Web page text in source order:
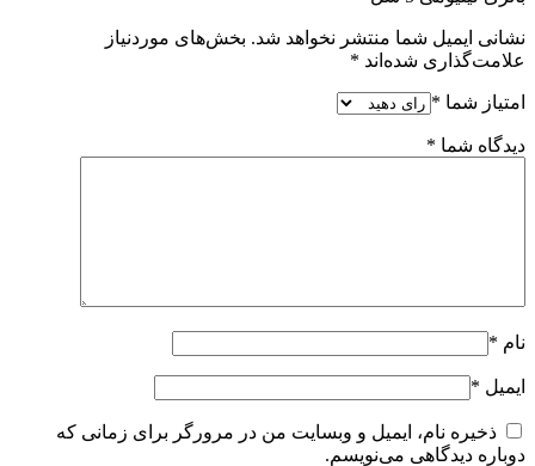
نشانی ایمیل شما منتشر نخواهد شد. بخش‌های موردنیاز
علامت‌گذاری شده‌اند *
امتیاز شما *
دیدگاه شما *
نام *
ایمیل *
ذخیره نام، ایمیل و وبسایت من در مرورگر برای زمانی که
دوباره دیدگاهی می‌نویسم.